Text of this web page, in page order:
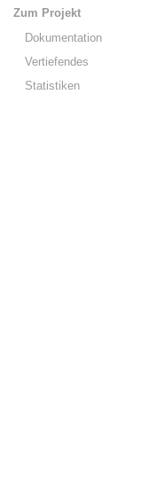
Zum Projekt
Dokumentation
Vertiefendes
Statistiken